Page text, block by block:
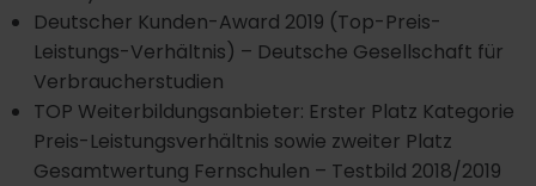
Deutscher Kunden-Award 2019 (Top-Preis-
Leistungs-Verhältnis) – Deutsche Gesellschaft für
Verbraucherstudien
TOP Weiterbildungsanbieter: Erster Platz Kategorie
Preis-Leistungsverhältnis sowie zweiter Platz
Gesamtwertung Fernschulen – Testbild 2018/2019